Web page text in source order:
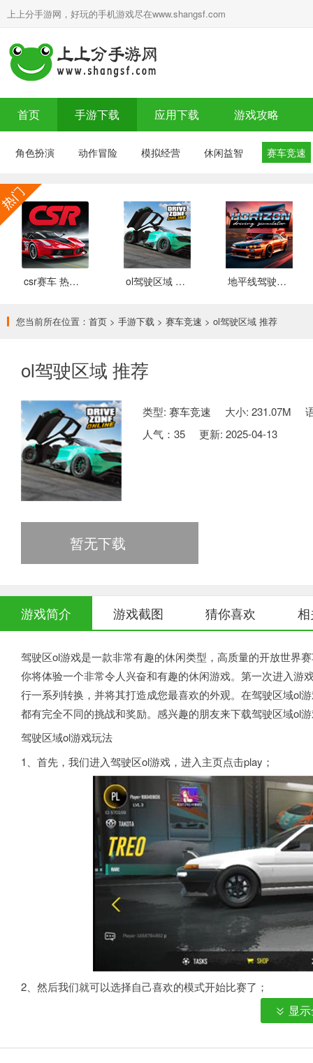
上上分手游网，好玩的手机游戏尽在www.shangsf.com
首页 手游下载 应用下载 游戏攻略
角色扮演 动作冒险 模拟经营 休闲益智 赛车竞速
csr赛车 热门下载 ol驾驶区域 推荐 地平线驾驶模拟器 最新版
您当前所在位置： 首页 > 手游下载 > 赛车竞速 > ol驾驶区域 推荐
ol驾驶区域 推荐
类型: 赛车竞速 大小: 231.07M
人气： 35 更新: 2025-04-13
暂无下载
游戏简介 游戏截图 猜你喜欢
驾驶区ol游戏是一款非常有趣的休闲类型，高质量的开放世界
你将体验一个非常令人兴奋和有趣的休闲游戏。第一次进入游
行一系列转换，并将其打造成您最喜欢的外观。在驾驶区域ol
都有完全不同的挑战和奖励。感兴趣的朋友来下载驾驶区域ol
驾驶区域ol游戏玩法
1、首先，我们进入驾驶区ol游戏，进入主页点击play；
2、然后我们就可以选择自己喜欢的模式开始比赛了；
显